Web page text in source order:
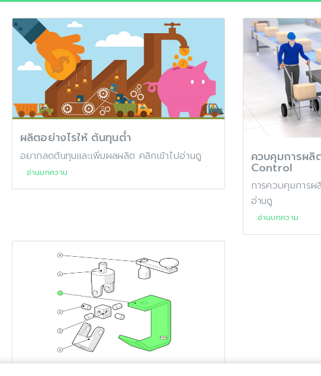
ผลิตอย่างไรให้ ต้นทุนต่ำ
อยากลดต้นทุนและเพิ่มผลผลิต คลิกเข้าไปอ่านดู
อ่านบทความ
ควบคุมการผ
Control
การควบคุมการผ
อ่านดู
อ่านบทความ